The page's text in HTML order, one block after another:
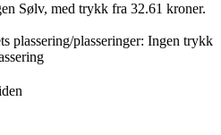
plassering/plasseringer: Ingen trykk